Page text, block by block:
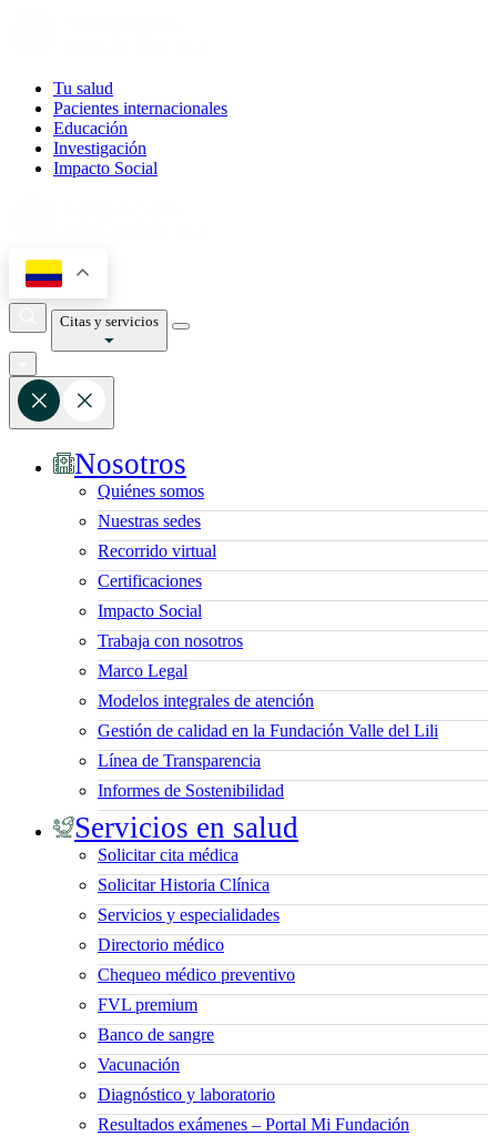
Tu salud
Pacientes internacionales
Educación
Investigación
Impacto Social
Citas y servicios
Nosotros
Quiénes somos
Nuestras sedes
Recorrido virtual
Certificaciones
Impacto Social
Trabaja con nosotros
Marco Legal
Modelos integrales de atención
Gestión de calidad en la Fundación Valle del Lili
Línea de Transparencia
Informes de Sostenibilidad
Servicios en salud
Solicitar cita médica
Solicitar Historia Clínica
Servicios y especialidades
Directorio médico
Chequeo médico preventivo
FVL premium
Banco de sangre
Vacunación
Diagnóstico y laboratorio
Resultados exámenes – Portal Mi Fundación